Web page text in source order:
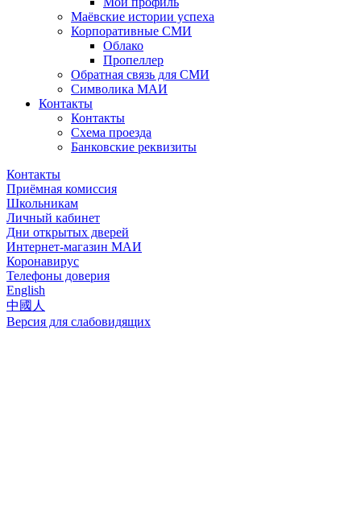
Маёвские истории успеха
Корпоративные СМИ
Облако
Пропеллер
Обратная связь для СМИ
Символика МАИ
Контакты
Контакты
Схема проезда
Банковские реквизиты
Контакты
Приёмная комиссия
Школьникам
Личный кабинет
Дни открытых дверей
Интернет-магазин МАИ
Коронавирус
Телефоны доверия
English
中國人
Версия для слабовидящих